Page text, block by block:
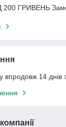
200 ГРИВЕНЬ
впродовж 14 днів